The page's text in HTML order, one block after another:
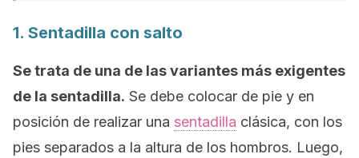
1. Sentadilla con salto
Se trata de una de las variantes más exigentes
de la sentadilla. Se debe colocar de pie y en
posición de realizar una sentadilla clásica, con los
pies separados a la altura de los hombros. Luego,